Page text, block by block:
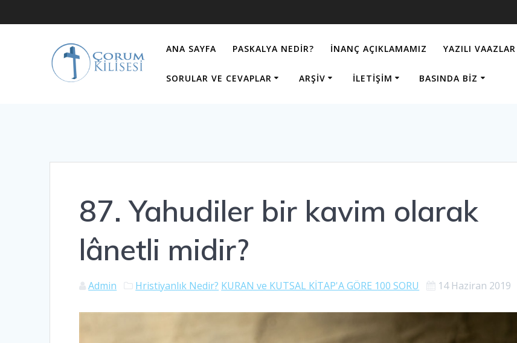
to
ANA SAYFA PASKALYA NEDIR? İNANÇ AÇIKLAMAMIZ YAZILI VAAZLAR
SORULAR VE CEVAPLAR ARŞIV İLETIŞIM BASINDA BIZ
87. Yahudiler bir kavim olarak
lânetli midir?
Admin Hristiyanlık Nedir? KURAN ve KUTSAL KİTAP'A GÖRE 100 SORU 14 Haziran 2019